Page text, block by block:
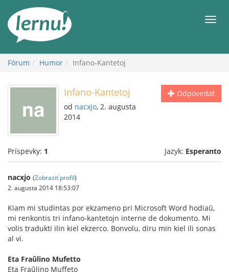
obsah
Fórum Humor Infano-Kantetoj
Odpovedať
Infano-Kantetoj
od nacxjo, 2. augusta
2014
Príspevky: 1 Jazyk: Esperanto
nacxjo (Zobraziť profil)
2. augusta 2014 18:53:07
Kiam mi studintas por ekzameno pri Microsoft Word hodiaŭ,
mi renkontis tri infano-kantetojn interne de dokumento. Mi
volis tradukti ilin kiel ekzerco. Bonvolu, diru min kiel ili sonas
al vi.
Eta Fraŭlino Mufetto
Eta Fraŭlino Muffeto